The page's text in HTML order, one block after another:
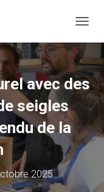
avec des
seigles
de la
2025